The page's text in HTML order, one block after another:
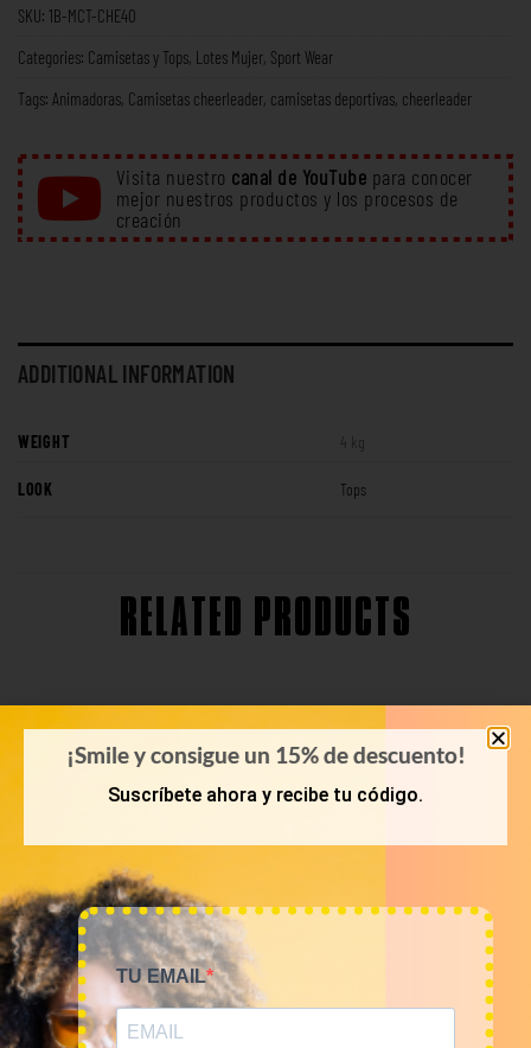
SKU: 1B-MCT-CHE40
Categories: Camisetas y Tops Lotes Mujer Sport Wear
Tags: Animadoras Camisetas cheerleader camisetas deportivas cheerleader
Visita nuestro canal de YouTube para conocer
mejor nuestros productos y los procesos de
creación
ADDITIONAL INFORMATION
WEIGHT 4 kg
LOOK Tops
RELATED PRODUCTS
PRIMAVERA-VERANO
¡Smile y consigue un 15% de descuento!
Suscríbete ahora y recibe tu código.
TU EMAIL